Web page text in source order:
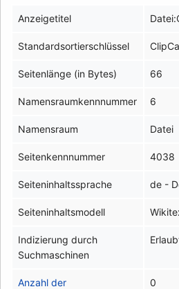
Anzeigetitel
Standardsortierschlüssel
Seitenlänge (in Bytes) 66
Namensraumkennnummer 6
Namensraum Datei
Seitenkennnummer 4038
Seiteninhaltssprache de -
Seiteninhaltsmodell
Indizierung durch
Suchmaschinen
Anzahl der
0